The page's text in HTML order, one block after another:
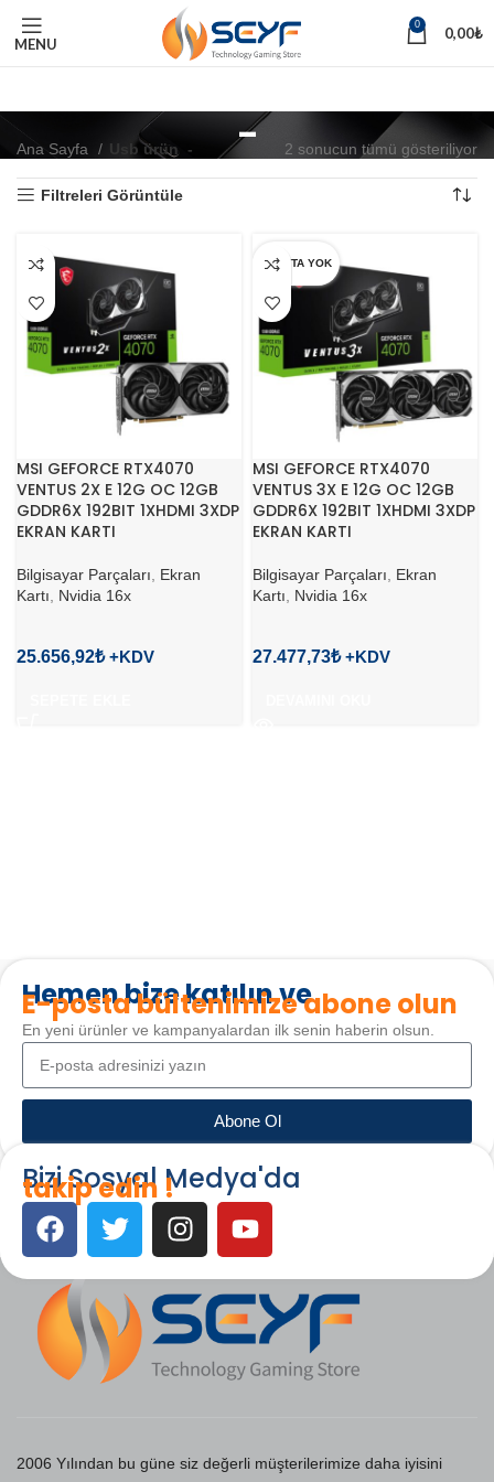
MENU
0 0,00₺
-
Ana Sayfa Usb ürün - 2 sonucun tümü gösteriliyor
Filtreleri Görüntüle
MSI GEFORCE RTX4070
VENTUS 2X E 12G OC 12GB
GDDR6X 192BIT 1XHDMI 3XDP
EKRAN KARTI
Bilgisayar Parçaları
Ekran
Kartı
Nvidia 16x
25.656,92₺
STOKTA YOK
MSI GEFORCE RTX4070
VENTUS 3X E 12G OC 12GB
GDDR6X 192BIT 1XHDMI 3XDP
EKRAN KARTI
Bilgisayar Parçaları
Ekran
Kartı
Nvidia 16x
27.477,73₺
Hemen bize katılın ve
E-posta bültenimize abone olun
En yeni ürünler ve kampanyalardan ilk senin haberin olsun.
Abone Ol
Bizi Sosyal Medya'da
takip edin !
2006 Yılından bu güne siz değerli müşterilerimize daha iyisini